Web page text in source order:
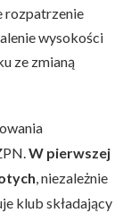
rozpatrzenie
wysokości
ze zmianą
W pierwszej
, niezależnie
klub składający